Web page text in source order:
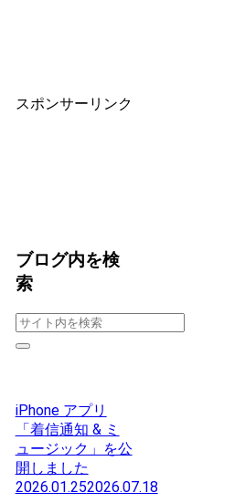
スポンサーリンク
ブログ内を検
索
iPhone アプリ
「着信通知 & ミ
ュージック」を公
開しました
2026.01.252026.07.18